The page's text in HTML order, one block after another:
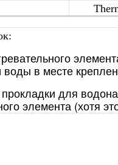
в месте
для
элемента (хотя